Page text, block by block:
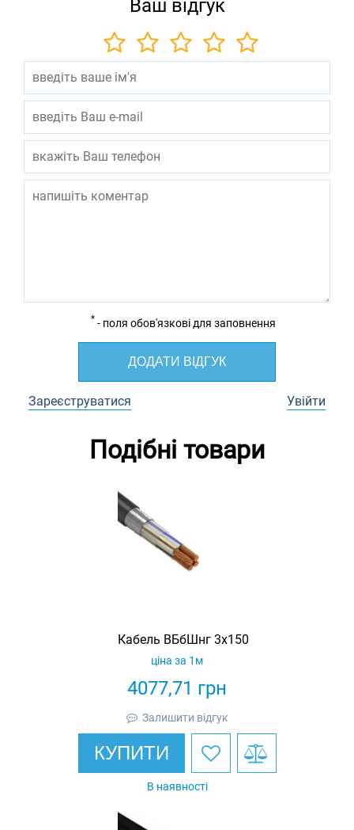
Ваш відгук
* - поля обов'язкові для заповнення
ДОДАТИ ВІДГУК
Зареєструватися Увійти
Подібні товари
Кабель ВБбШнг 3х150
4077,71 грн
ціна за 1м
Залишити відгук
КУПИТИ
В наявності